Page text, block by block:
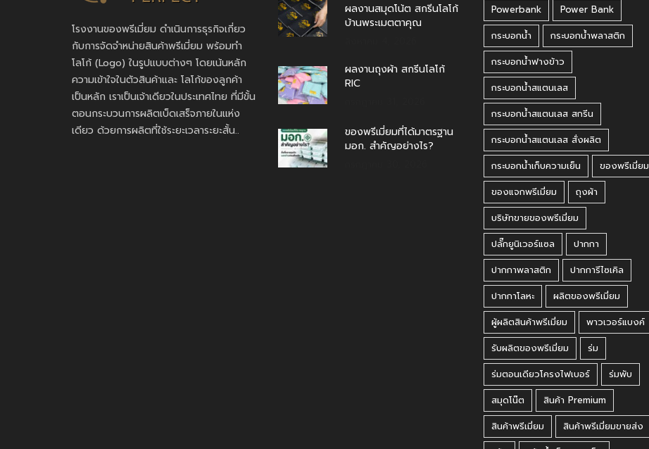
โรงงานของพรีเมี่ยม ดำเนินการธุรกิจเกี่ยว
กับการจัดจำหน่ายสินค้าพรีเมี่ยม พร้อมทำ
โลโก้ (Logo) ในรูปแบบต่างๆ โดยเน้นหลัก
ความเข้าใจในตัวสินค้าและ โลโก้ของลูกค้า
เป็นหลัก เราเป็นเจ้าเดียวในประเทศไทย ที่มีขั้น
ตอนกระบวนการผลิตเบ็ดเสร็จภายในแห่ง
เดียว ด้วยการผลิตที่ใช้ระยะเวลาระยะสั้น..
ผลงานสมุดโน้ต สกรีนโลโก้
บ้านพระเมตตาคุณ
ผลงานถุงผ้า สกรีนโลโก้
RIC
ของพรีเมี่ยมที่ได้มาตรฐาน
มอก. สำคัญอย่างไร?
Powerbank
Power Bank
กระบอกน้ำ
กระบอกน้ำพลาสติก
กระบอกน้ำฟางข้าว
กระบอกน้ำสแตนเลส
กระบอกน้ำสแตนเลส สกรีน
กระบอกน้ำสแตนเลส สั่งผลิต
กระบอกน้ำเก็บความเย็น
ของพรีเมี่ยม
ของแจกพรีเมี่ยม
ถุงผ้า
บริษัทขายของพรีเมี่ยม
ปลั๊กยูนิเวอร์แซล
ปากกา
ปากกาพลาสติก
ปากการีไซเคิล
ปากกาโลหะ
ผลิตของพรีเมี่ยม
ผู้ผลิตสินค้าพรีเมี่ยม
พาวเวอร์แบงค์
รับผลิตของพรีเมี่ยม
ร่ม
ร่มตอนเดียวโครงไฟเบอร์
ร่มพับ
สมุดโน๊ต
สินค้า Premium
สินค้าพรีเมี่ยม
สินค้าพรีเมี่ยมขายส่ง